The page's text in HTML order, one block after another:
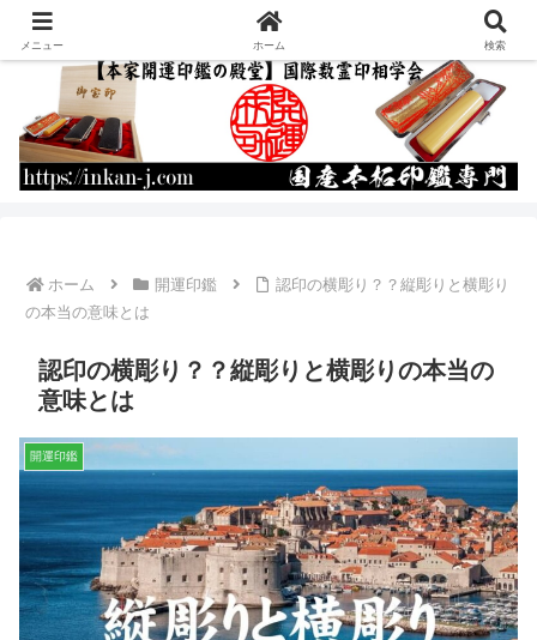
運命を書き換える開運印鑑の作成・通販
ホーム 開運印鑑
認印の横彫り？？縦彫りと横彫り
の本当の意味とは
認印の横彫り？？縦彫りと横彫りの本当の
意味とは
開運印鑑
メニュー ホーム 検索